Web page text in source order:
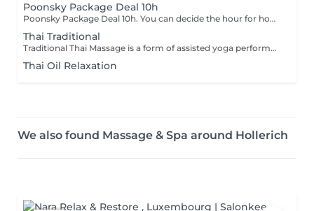
Poonsky Package Deal 10h
Poonsky Package Deal 10h. You can decide the hour for how long of massage until total 10h in package just contact directly to us for the next appointment
Thai Traditional
Traditional Thai Massage is a form of assisted yoga performed by the massage therapist. The therapy is a physical, full body massage that combines a number of gentle, flowing exercises to move the body to loosen up muscles and joints, along with acupressure and reflexology to assist with all-over well being and relaxation. Benefits from Traditional Thai Massage can include: Increased circulation Muscle relaxation Better Mood Improved flexibility Improved Mobility Mental Clarity Better concentration A Traditional Thai Massage is a fairly physical therapy, which may not be suitable for everyone. It is recommended that you discuss it with Luck prior to the therapy, especially if this is your first massage or if you have any health concerns, to ensure that this therapy is suitable for you.
Thai Oil Relaxation
We also found Massage & Spa around Hollerich